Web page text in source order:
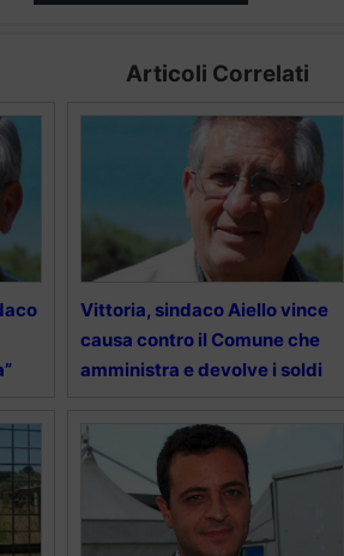
Articoli Correlati
Vittoria, sindaco Aiello vince
causa contro il Comune che
amministra e devolve i soldi